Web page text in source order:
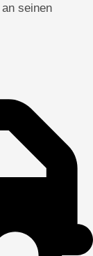
seinen